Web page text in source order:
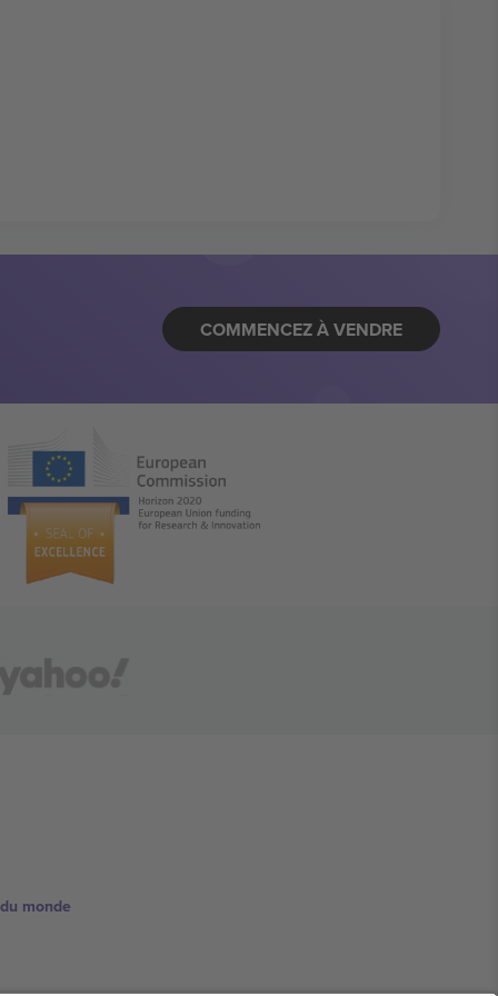
COMMENCEZ À VENDRE
monde